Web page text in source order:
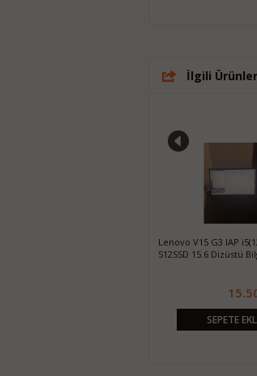
İlgili Ürünler
Lenovo V15 G3 IAP
512SSD 15.6 Dizüstü
SEPETE